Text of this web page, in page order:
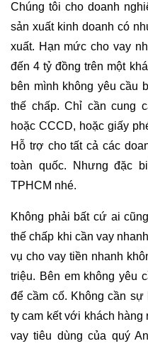
Hỗ trợ cho tất cả các
toàn quốc. Nhưng đặc
TPHCM nhé.
Không phải bất cứ ai
thế chấp khi cần vay
vụ cho vay tiền nhanh
triệu. Bên em không yêu
để cầm cố. Không cần
ty cam kết với khách
100%. Chỉ một mình
gấp trong ngày bên em thôi.
Giải ngân trong ngày
Sẽ có nhân viên kiểm tra
làm việc từ 7 giờ sáng
tuần từ thứ 2 đến chủ